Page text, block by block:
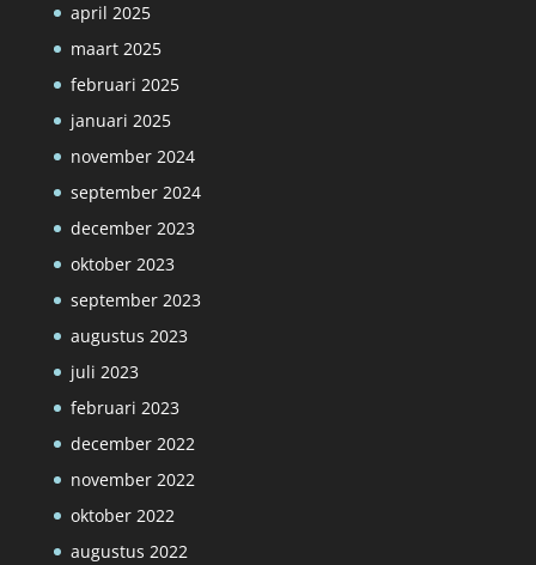
april 2025
maart 2025
februari 2025
januari 2025
november 2024
september 2024
december 2023
oktober 2023
september 2023
augustus 2023
juli 2023
februari 2023
december 2022
november 2022
oktober 2022
augustus 2022